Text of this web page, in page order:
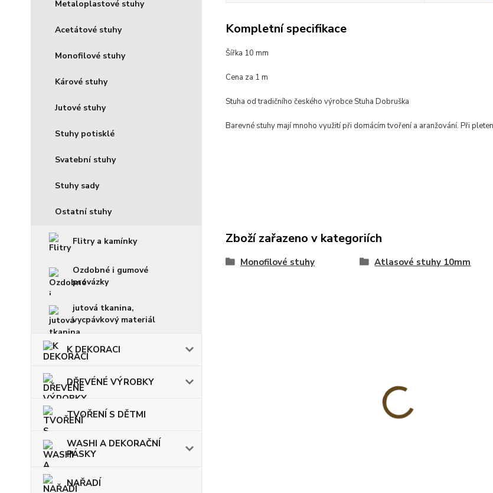
Metaloplastové stuhy
Acetátové stuhy
Monofilové stuhy
Kárové stuhy
Jutové stuhy
Stuhy potisklé
Svatební stuhy
Stuhy sady
Ostatní stuhy
Flitry a kamínky
Ozdobné i gumové
provázky
jutová tkanina,
vycpávkový materiál
K DEKORACI
DŘEVÉNÉ VÝROBKY
TVOŘENÍ S DĚTMI
WASHI A DEKORAČNÍ
PÁSKY
NAŘADÍ
Kompletní specifikace
Šířka 10 mm
Cena za 1 m
Stuha od tradičního českého výrobce Stuha Dobruška
Barevné stuhy mají mnoho využití při domácím tvoření a aranžování. Při
Zboží zařazeno v kategoriích
Monofilové stuhy Atlasové stuhy 10mm